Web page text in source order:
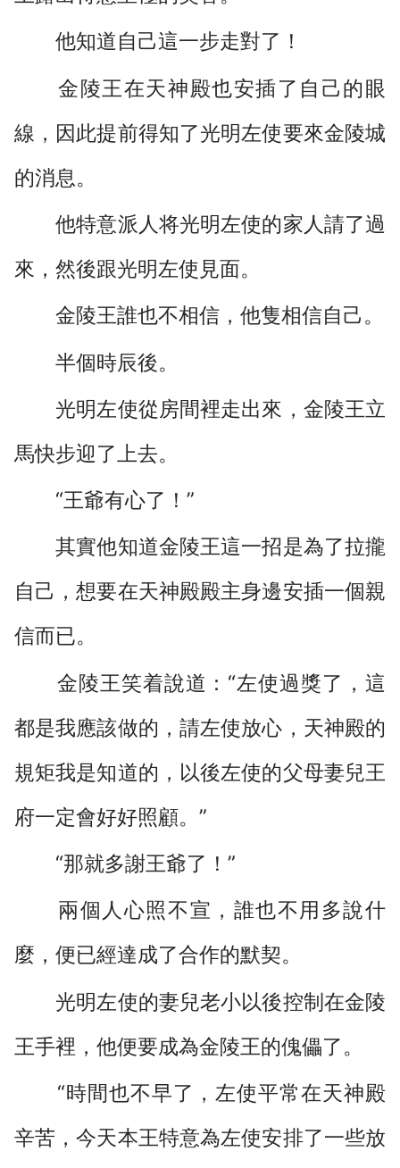
他知道自己這一步走對了！
金陵王在天神殿也安插了自己的眼
線，因此提前得知了光明左使要來金陵城
的消息。
他特意派人将光明左使的家人請了過
來，然後跟光明左使見面。
金陵王誰也不相信，他隻相信自己。
半個時辰後。
光明左使從房間裡走出來，金陵王立
馬快步迎了上去。
“王爺有心了！”
其實他知道金陵王這一招是為了拉攏
自己，想要在天神殿殿主身邊安插一個親
信而已。
金陵王笑着說道：“左使過獎了，這
都是我應該做的，請左使放心，天神殿的
規矩我是知道的，以後左使的父母妻兒王
府一定會好好照顧。”
“那就多謝王爺了！”
兩個人心照不宣，誰也不用多說什
麼，便已經達成了合作的默契。
光明左使的妻兒老小以後控制在金陵
王手裡，他便要成為金陵王的傀儡了。
“時間也不早了，左使平常在天神殿
辛苦，今天本王特意為左使安排了一些放